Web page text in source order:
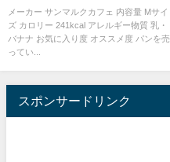
メーカー サンマルクカフェ 内容量 Mサイ
ズ カロリー 241kcal アレルギー物質 乳・
バナナ お気に入り度 オススメ度 パンを売
ってい...
スポンサードリンク